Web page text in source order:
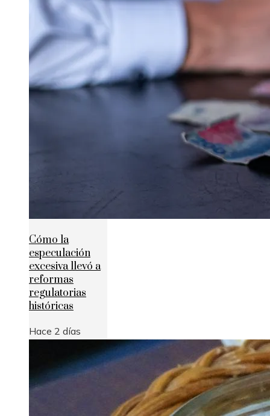
Cómo la
especulación
excesiva llevó a
reformas
regulatorias
históricas
Hace 2 días